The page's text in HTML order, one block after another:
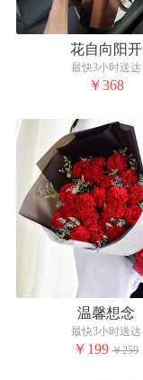
花自向阳开
最快3小时送达
￥368
温馨想念
最快3小时送达
￥199 ￥259